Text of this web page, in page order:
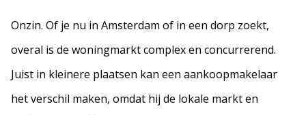
Onzin. Of je nu in Amsterdam of in een dorp zoekt,
overal is de woningmarkt complex en concurrerend.
Juist in kleinere plaatsen kan een aankoopmakelaar
het verschil maken, omdat hij de lokale markt en